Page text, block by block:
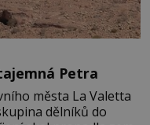
Petra
města La Valetta
dělníků do